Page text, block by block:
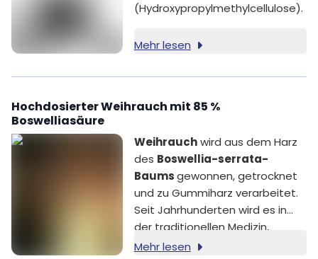
(Hydroxypropylmethylcellulose).
Mehr lesen
Hochdosierter Weihrauch mit 85 %
Boswelliasäure
Weihrauchwird aus dem Harz
des Boswellia-serrata-
Baumsgewonnen, getrocknet
und zu Gummiharz verarbeitet.
Seit Jahrhunderten wird es in
der traditionellen Medizin,
insbesondere in der
Mehr lesen